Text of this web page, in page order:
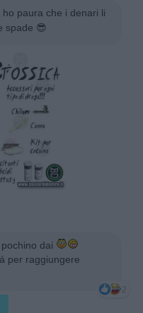
paura che i denari li
spade 😎
dai
per raggiungere
2